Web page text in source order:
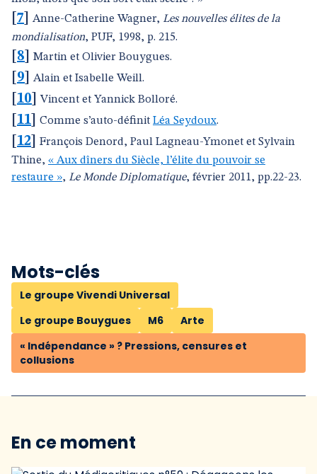
7 Anne-Catherine Wagner, Les nouvelles élites de la
mondialisation, PUF, 1998, p. 215.
8 Martin et Olivier Bouygues.
9 Alain et Isabelle Weill.
10 ]Vincent et Yannick Bolloré.
11 Comme s’auto-définit Léa Seydoux.
12
François Denord, Paul Lagneau-Ymonet et Sylvain
Thine, « Aux dîners du Siècle, l’élite du pouvoir se
restaure », Le Monde Diplomatique, février 2011, pp.22-23.
Mots-clés
Le groupe Vivendi Universal
Le groupe Bouygues
M6
Arte
« Indépendance » ? Pressions, censures et
collusions
En ce moment